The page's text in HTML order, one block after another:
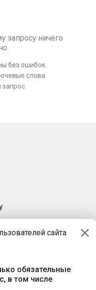
сайта
обязательные
в том числе
запросу ничего
без ошибок.
слова.
запрос.
БАЙ»
пр-т Независимости